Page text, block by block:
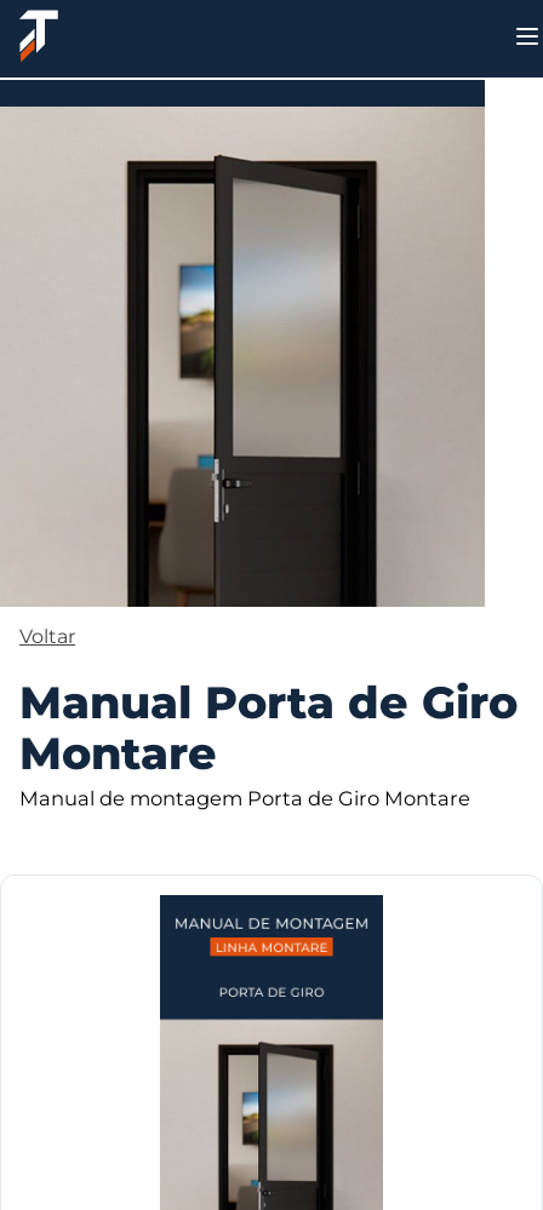
Sobre nós
Produtos
Área do cliente
Voltar
Manual Porta de Giro
Montare
Manual de montagem Porta de Giro Montare